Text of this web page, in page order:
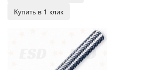
Купить в 1 клик